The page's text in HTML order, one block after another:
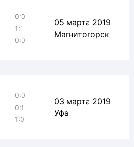
0:0
1:1
0:0
05 марта 2019
Магнитогорск
0:0
0:1
1:0
03 марта 2019
Уфа